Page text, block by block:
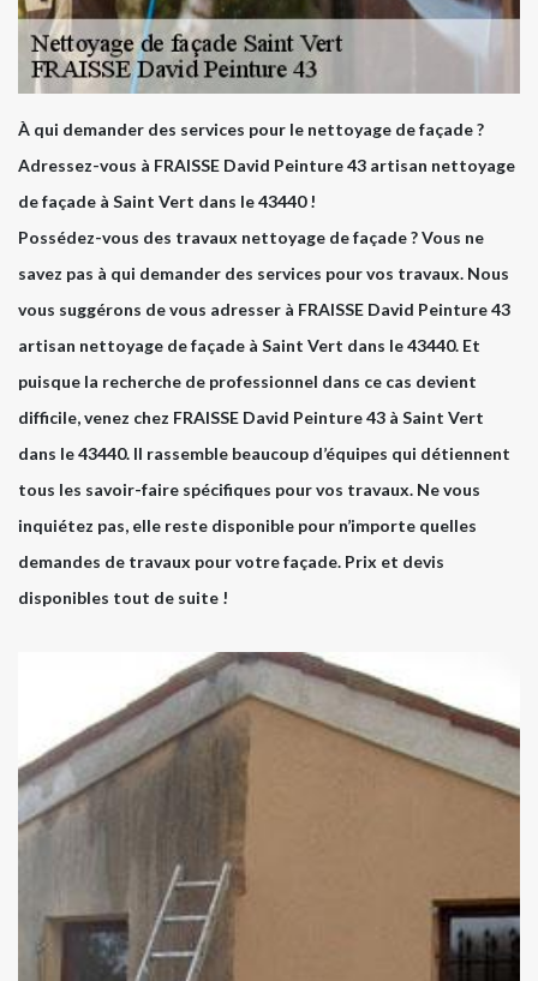
À qui demander des services pour le nettoyage de façade ?
Adressez-vous à FRAISSE David Peinture 43 artisan nettoyage
de façade à Saint Vert dans le 43440 !
Possédez-vous des travaux nettoyage de façade ? Vous ne
savez pas à qui demander des services pour vos travaux. Nous
vous suggérons de vous adresser à FRAISSE David Peinture 43
artisan nettoyage de façade à Saint Vert dans le 43440. Et
puisque la recherche de professionnel dans ce cas devient
difficile, venez chez FRAISSE David Peinture 43 à Saint Vert
dans le 43440. Il rassemble beaucoup d’équipes qui détiennent
tous les savoir-faire spécifiques pour vos travaux. Ne vous
inquiétez pas, elle reste disponible pour n’importe quelles
demandes de travaux pour votre façade. Prix et devis
disponibles tout de suite !